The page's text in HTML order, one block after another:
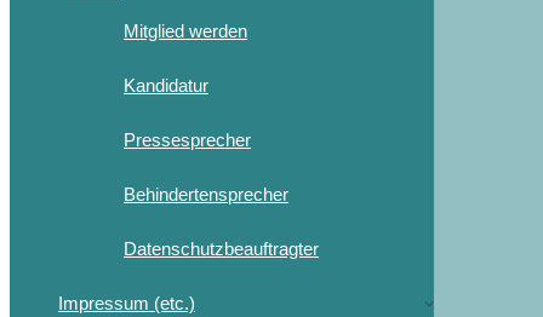
Mitglied werden
Kandidatur
Pressesprecher
Behindertensprecher
Datenschutzbeauftragter
Impressum (etc.)